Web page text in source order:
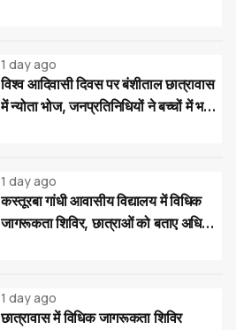
1 day ago
विश्व आदिवासी दिवस पर बंशीताल छात्रावास
में न्योता भोज, जनप्रतिनिधियों ने बच्चों में भरी
1 day ago
कस्तूरबा गांधी आवासीय विद्यालय में विधिक
जागरूकता शिविर, छात्राओं को बताए अधिकार
1 day ago
छात्रावास में विधिक जागरूकता शिविर